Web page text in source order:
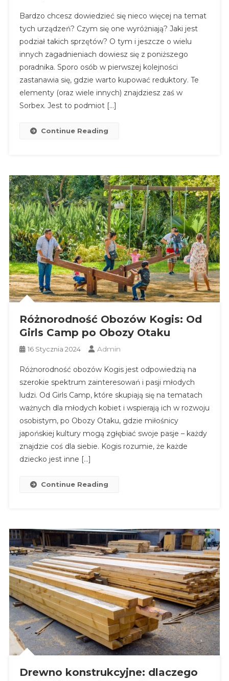
Bardzo chcesz dowiedzieć się nieco więcej na temat
tych urządzeń? Czym się one wyróżniają? Jaki jest
podział takich sprzętów? O tym i jeszcze o wielu
innych zagadnieniach dowiesz się z poniższego
poradnika. Sporo osób w pierwszej kolejności
zastanawia się, gdzie warto kupować reduktory. Te
elementy (oraz wiele innych) znajdziesz zaś w
Sorbex. Jest to podmiot […]
Continue Reading
Różnorodność Obozów Kogis: Od
Girls Camp po Obozy Otaku
16 Stycznia 2024 Admin
Różnorodność obozów Kogis jest odpowiedzią na
szerokie spektrum zainteresowań i pasji młodych
ludzi. Od Girls Camp, które skupiają się na tematach
ważnych dla młodych kobiet i wspierają ich w rozwoju
osobistym, po Obozy Otaku, gdzie miłośnicy
japońskiej kultury mogą zgłębiać swoje pasje – każdy
znajdzie coś dla siebie. Kogis rozumie, że każde
dziecko jest inne […]
Continue Reading
Drewno konstrukcyjne: dlaczego